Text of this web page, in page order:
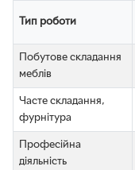
Тип роботи
Побутове складання
меблів
Часте складання,
фурнітура
Професійна
діяльність